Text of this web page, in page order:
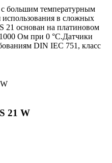
большим температурным
в сложных
основан на платиновом
Ом при 0 °C.Датчики
DIN IEC 751, класс
21 W